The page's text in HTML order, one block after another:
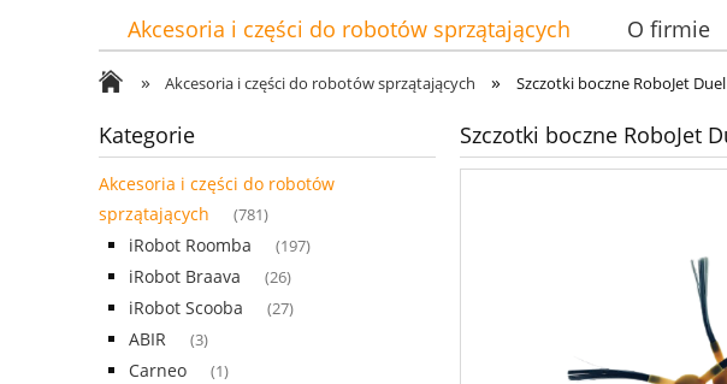
Akcesoria i części do robotów sprzątających O firmie
» Akcesoria i części do robotów sprzątających » Szczotki boczne RoboJet
Kategorie
Akcesoria i części do robotów
sprzątających
(781)
iRobot Roomba (197)
iRobot Braava (26)
iRobot Scooba (27)
ABIR (3)
Carneo (1)
Szczotki boczne RoboJet